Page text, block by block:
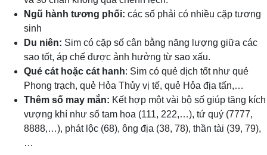
Ngũ hành tương phối: các số phải có nhiều cặp tương
sinh
Du niên: Sim có cặp số cân bằng năng lượng giữa các
sao tốt, áp chế được ảnh hưởng từ sao xấu.
Quẻ cát hoặc cát hanh: Sim có quẻ dịch tốt như quẻ
Phong trạch, quẻ Hỏa Thủy vị tế, quẻ Hỏa địa tấn,…
Thêm số may mắn: Kết hợp một vài bộ số giúp tăng kích
vượng khí như số tam hoa (111, 222,…), tứ quý (7777,
8888,…), phát lộc (68), ông địa (38, 78), thần tài (39, 79),
…